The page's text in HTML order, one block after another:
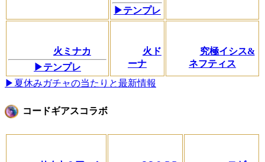
▶テンプレ
火ミナカ
▶テンプレ
火ド
ーナ
究極イシス&
ネフティス
▶夏休みガチャの当たりと最新情報
コードギアスコラボ